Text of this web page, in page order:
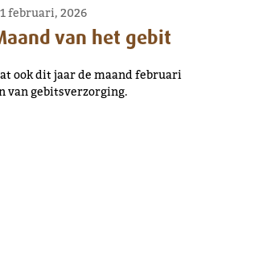
1 februari, 2026
van het gebit
ook dit jaar de maand februari
van gebitsverzorging.